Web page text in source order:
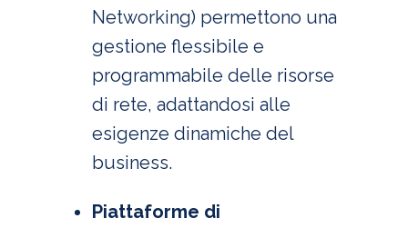
Networking) permettono una
gestione flessibile e
programmabile delle risorse
di rete, adattandosi alle
esigenze dinamiche del
business.
Piattaforme di